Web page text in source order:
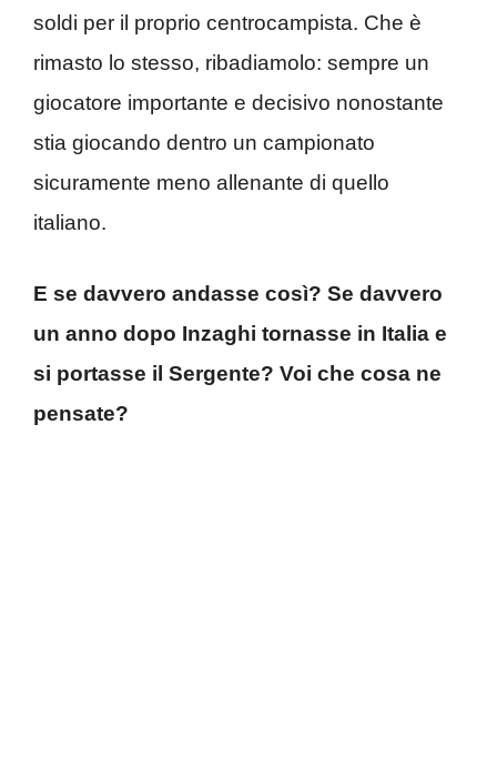
soldi per il proprio centrocampista. Che è
rimasto lo stesso, ribadiamolo: sempre un
giocatore importante e decisivo nonostante
stia giocando dentro un campionato
sicuramente meno allenante di quello
italiano.
E se davvero andasse così? Se davvero
un anno dopo Inzaghi tornasse in Italia e
si portasse il Sergente? Voi che cosa ne
pensate?